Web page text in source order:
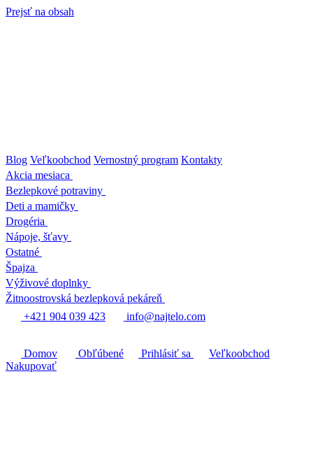
Prejsť na obsah
Blog Veľkoobchod Vernostný program Kontakty
Akcia mesiaca
Bezlepkové potraviny
Deti a mamičky
Drogéria
Nápoje, šťavy
Ostatné
Špajza
Výživové doplnky
Žitnoostrovská bezlepková pekáreň
+421 904 039 423
info@najtelo.com
Domov Obľúbené Prihlásiť sa
Veľkoobchod
Nakupovať